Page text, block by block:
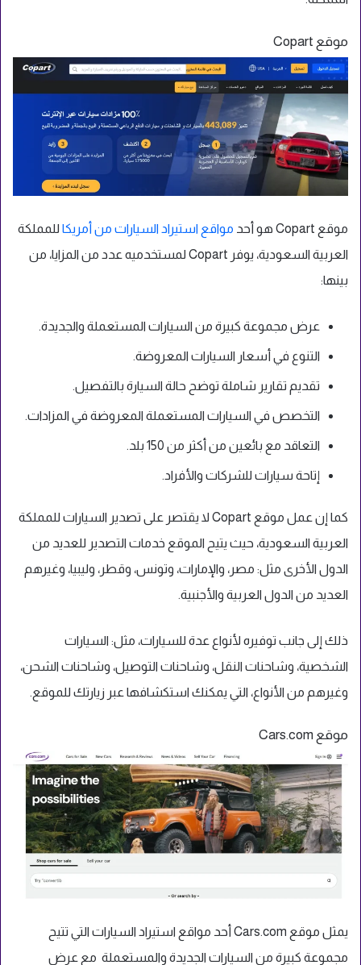
موقع Copart
موقع Copart هو أحد مواقع استيراد السيارات من أمريكا للمملكة
العربية السعودية، يوفر Copart لمستخدميه عدد من المزايا، من
بينها:
عرض مجموعة كبيرة من السيارات المستعملة والجديدة.
التنوع في أسعار السيارات المعروضة.
تقديم تقارير شاملة توضح حالة السيارة بالتفصيل.
التخصص في السيارات المستعملة المعروضة في المزادات.
التعاقد مع بائعين من أكثر من 150 بلد.
إتاحة سيارات للشركات والأفراد.
كما إن عمل موقع Copart لا يقتصر على تصدير السيارات للمملكة
العربية السعودية، حيث يتيح الموقع خدمات التصدير للعديد من
الدول الأخرى مثل: مصر، والإمارات، وتونس، وقطر، وليبيا، وغيرهم
العديد من الدول العربية والأجنبية.
ذلك إلى جانب توفيره لأنواع عدة للسيارات، مثل: السيارات
الشخصية، وشاحنات النقل، وشاحنات التوصيل، وشاحنات الشحن،
وغيرهم من الأنواع، التي يمكنك استكشافها عبر زيارتك للموقع.
موقع Cars.com
يمثل موقع Cars.com أحد مواقع استيراد السيارات التي تتيح
مجموعة كبيرة من السيارات الجديدة والمستعملة مع عرض